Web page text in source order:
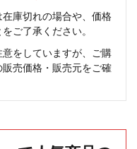
庫切れの場合や、価格
ご了承ください。
をしていますが、ご購
売価格・販売元をご確